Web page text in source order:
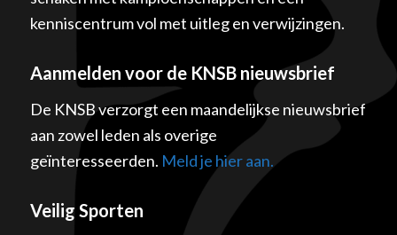
kenniscentrum vol met uitleg en verwijzingen.
Aanmelden voor de KNSB nieuwsbrief
De KNSB verzorgt een maandelijkse nieuwsbrief
aan zowel leden als overige
geïnteresseerden. Meld je hier aan.
Veilig Sporten